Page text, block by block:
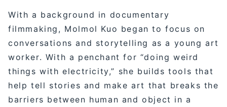
With a background in documentary
filmmaking, Molmol Kuo began to focus on
conversations and storytelling as a young art
worker. With a penchant for “doing weird
things with electricity,” she builds tools that
help tell stories and make art that breaks the
barriers between human and object in a